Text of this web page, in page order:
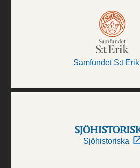
Samfundet S:t Erik
Sjöhistoriska